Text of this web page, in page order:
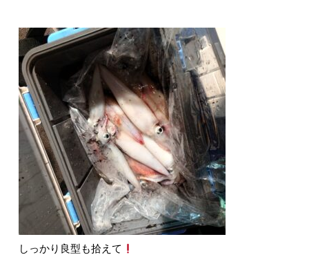
しっかり良型も拾えて